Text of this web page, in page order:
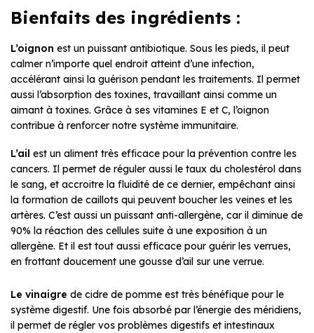
Bienfaits des ingrédients :
L’oignon est un puissant antibiotique. Sous les pieds, il peut
calmer n’importe quel endroit atteint d’une infection,
accélérant ainsi la guérison pendant les traitements. Il permet
aussi l’absorption des toxines, travaillant ainsi comme un
aimant à toxines. Grâce à ses vitamines E et C, l’oignon
contribue à renforcer notre système immunitaire.
L’ail est un aliment très efficace pour la prévention contre les
cancers. Il permet de réguler aussi le taux du cholestérol dans
le sang, et accroitre la fluidité de ce dernier, empêchant ainsi
la formation de caillots qui peuvent boucher les veines et les
artères. C’est aussi un puissant anti-allergène, car il diminue de
90% la réaction des cellules suite à une exposition à un
allergène. Et il est tout aussi efficace pour guérir les verrues,
en frottant doucement une gousse d’ail sur une verrue.
Le vinaigre de cidre de pomme est très bénéfique pour le
système digestif. Une fois absorbé par l’énergie des méridiens,
il permet de régler vos problèmes digestifs et intestinaux